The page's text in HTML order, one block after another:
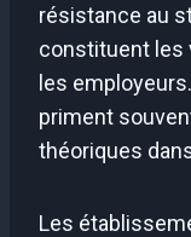
résistance au
constituent les
les
priment
théoriques
Les